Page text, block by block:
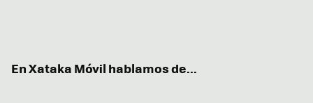
En Xataka Móvil hablamos de...